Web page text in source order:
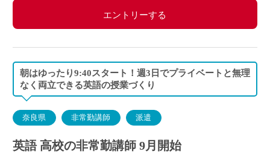
エントリーする
朝はゆったり9:40スタート！週3日でプライベートと無理
なく両立できる英語の授業づくり
奈良県 非常勤講師 派遣
英語 高校の非常勤講師 9月開始